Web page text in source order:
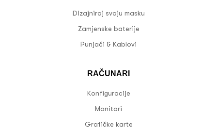
Dizajniraj svoju masku
Zamjenske baterije
Punjači & Kablovi
RAČUNARI
Konfiguracije
Monitori
Grafičke karte